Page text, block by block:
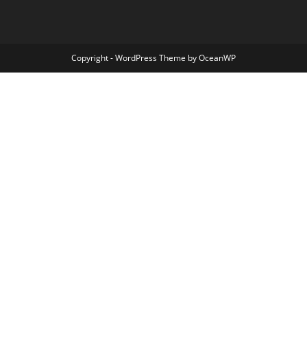
Copyright - WordPress Theme by OceanWP